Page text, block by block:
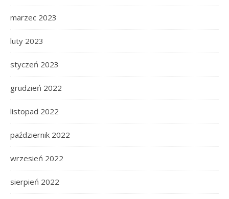
marzec 2023
luty 2023
styczeń 2023
grudzień 2022
listopad 2022
październik 2022
wrzesień 2022
sierpień 2022